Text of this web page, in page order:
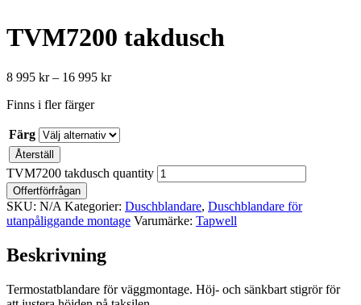
TVM7200 takdusch
8 995 kr– 16 995 kr
Finns i fler färger
Färg
Återställ
TVM7200 takdusch quantity
Offertförfrågan
SKU: N/A Kategorier: Duschblandare, Duschblandare för
utanpåliggande montage Varumärke: Tapwell
Beskrivning
Termostatblandare för väggmontage. Höj- och sänkbart stigrör för